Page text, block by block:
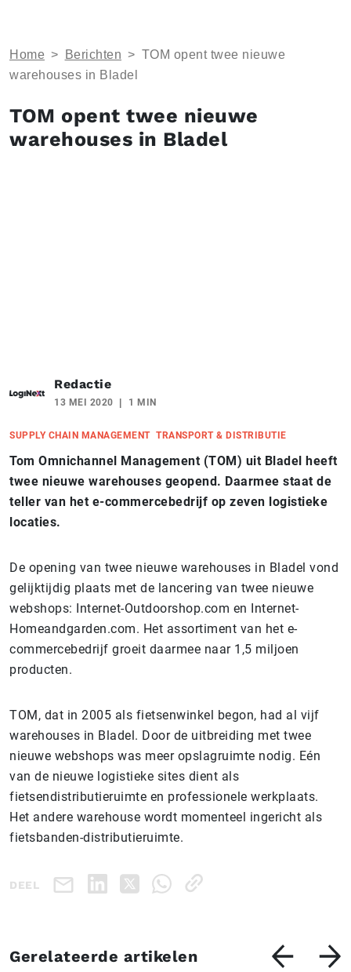
Home > Berichten > TOM opent twee nieuwe
warehouses in Bladel
TOM opent twee nieuwe
warehouses in Bladel
Redactie
13 MEI 2020 1 MIN
SUPPLY CHAIN MANAGEMENT TRANSPORT & DISTRIBUTIE
Tom Omnichannel Management (TOM) uit Bladel heeft
twee nieuwe warehouses geopend. Daarmee staat de
teller van het e-commercebedrijf op zeven logistieke
locaties.
De opening van twee nieuwe warehouses in Bladel vond
gelijktijdig plaats met de lancering van twee nieuwe
webshops: Internet-Outdoorshop.com en Internet-
Homeandgarden.com. Het assortiment van het e-
commercebedrijf groeit daarmee naar 1,5 miljoen
producten.
TOM, dat in 2005 als fietsenwinkel begon, had al vijf
warehouses in Bladel. Door de uitbreiding met twee
nieuwe webshops was meer opslagruimte nodig. Eén
van de nieuwe logistieke sites dient als
fietsendistributieruimte en professionele werkplaats.
Het andere warehouse wordt momenteel ingericht als
fietsbanden-distributieruimte.
DEEL
Gerelateerde artikelen